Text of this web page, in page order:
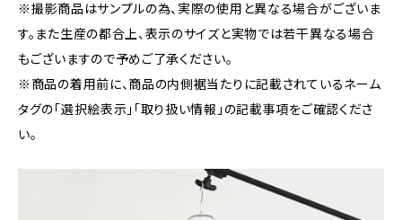
※撮影商品はサンプルの為、実際の使用と異なる場合がございま
す。また生産の都合上、表示のサイズと実物では若干異なる場合
もございますので予めご了承ください。
※商品の着用前に、商品の内側裾当たりに記載されているネーム
タグの「選択絵表示」「取り扱い情報」の記載事項をご確認くださ
い。